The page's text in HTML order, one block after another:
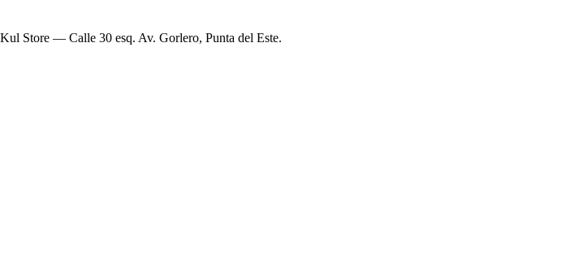
Store — Calle 30 esq. Av. Gorlero, Punta del Este.